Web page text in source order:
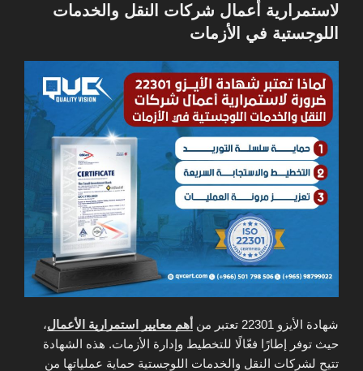
لاستمرارية أعمال شركات النقل والخدمات
اللوجستية في الأزمات
شهادة الأيزو 22301 تعتبر من أهم معايير استمرارية الأعمال،
حيث توفر إطارًا فعّالًا للتخطيط وإدارة الأزمات. هذه الشهادة
تتيح لشركات النقل والخدمات اللوجستية حماية عملياتها من